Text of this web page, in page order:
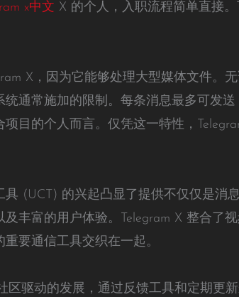
x中文 X 的个人，入职流程简单直接
X，因为它能够处理大型媒体文件。
统通常施加的限制。每条消息最多可发
项目的个人而言。仅凭这一特性，
具 (UCT) 的兴起凸显了提供不仅仅是消
及丰富的用户体验。Telegram X 整合了
要通信工具交织在一起。
区驱动的发展，通过反馈工具和定期更